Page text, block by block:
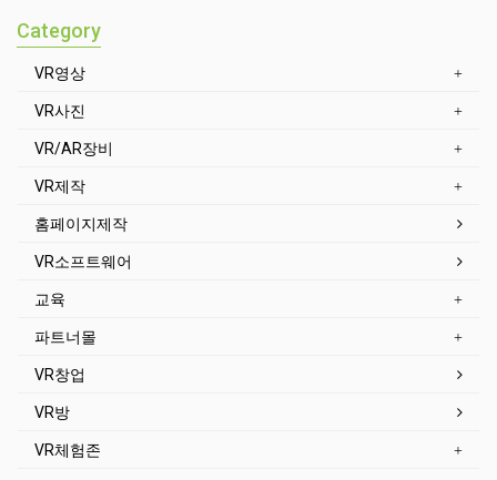
Category
VR영상
VR사진
VR/AR장비
VR제작
홈페이지제작
VR소프트웨어
교육
파트너몰
VR창업
VR방
VR체험존